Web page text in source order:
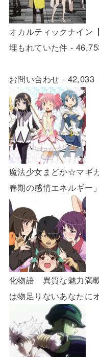
オカルティックナイン
埋もれていた件 -
お問い合わせ - 42,033
魔法少女まどか☆マギ
春期の感情エネルギー
化物語 異質な魅力満
は物足りないあなたに